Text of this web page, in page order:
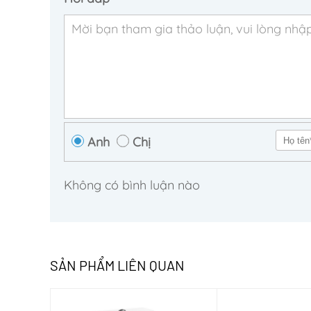
Anh Chị
Không có bình luận nào
SẢN PHẨM LIÊN QUAN